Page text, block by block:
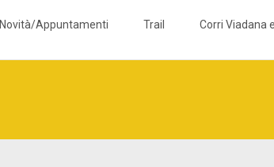
Novità/Appuntamenti Trail Corri Viadana